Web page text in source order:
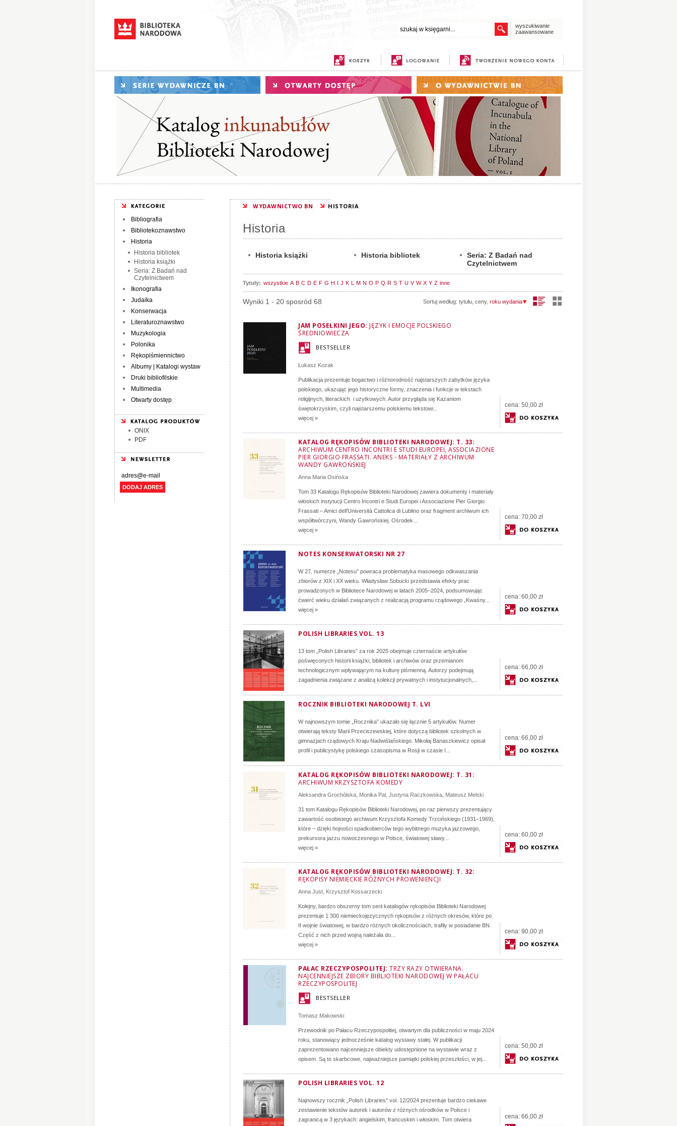
wyszukiwanie
zaawansowane
Bibliografia
Bibliotekoznawstwo
Historia
Historia bibliotek
Historia książki
Seria: Z Badań nad
Czytelnictwem
Ikonografia
Judaika
Konserwacja
Literaturoznawstwo
Muzykologia
Polonika
Rękopiśmiennictwo
Albumy | Katalogi wystaw
Druki bibliofilskie
Multimedia
Otwarty dostęp
ONIX
PDF
DODAJ ADRES
WYDAWNICTWO BN HISTORIA
Historia
Historia książki Historia bibliotek
Seria: Z Badań nad
Czytelnictwem
Tytuły: wszystkie A B C D E F G H I J K L M N O P Q R S T U V W X Y Z inne
Sortuj według: tytułu ceny, roku wydania
Wyniki 1 - 20 sposród 68
JAM POSEŁKINI JEGO: JĘZYK I EMOCJE POLSKIEGO
ŚREDNIOWIECZA
BESTSELLER
Łukasz Kozak
Publikacja prezentuje bogactwo i różnorodność najstarszych zabytków języka
polskiego, ukazując jego historyczne formy, znaczenia i funkcje w tekstach
religijnych, literackich i użytkowych. Autor przygląda się Kazaniom
świętokrzyskim, czyli najstarszemu polskiemu tekstowi...
więcej »
cena: 50,00 zł
KATALOG RĘKOPISÓW BIBLIOTEKI NARODOWEJ: T. 33:
ARCHIWUM CENTRO INCONTRI E STUDI EUROPEI, ASSOCIAZIONE
PIER GIORGIO FRASSATI. ANEKS - MATERIAŁY Z ARCHIWUM
WANDY GAWROŃSKIEJ
Anna Maria Osińska
Tom 33 Katalogu Rękopisów Biblioteki Narodowej zawiera dokumenty i materiały
włoskich instytucji Centro Incontri e Studi Europei i Associazione Pier Giorgio
Frassati – Amici dell’Università Cattolica di Lublino oraz fragment archiwum ich
współtwórczyni, Wandy Gawrońskiej. Ośrodek...
więcej »
cena: 70,00 zł
NOTES KONSERWATORSKI NR 27
W 27. numerze „Notesu” powraca problematyka masowego odkwaszania
zbiorów z XIX i XX wieku. Władysław Sobucki przedstawia efekty prac
prowadzonych w Bibliotece Narodowej w latach 2005–2024, podsumowując
ćwierć wieku działań związanych z realizacją programu rządowego „Kwaśny...
więcej »
cena: 60,00 zł
POLISH LIBRARIES VOL. 13
13 tom „Polish Libraries” za rok 2025 obejmuje czternaście artykułów
poświęconych historii książki, bibliotek i archiwów oraz przemianom
technologicznym wpływającym na kulturę piśmienną. Autorzy podejmują
zagadnienia związane z analizą kolekcji prywatnych i instytucjonalnych,...
cena: 66,00 zł
ROCZNIK BIBLIOTEKI NARODOWEJ T. LVI
W najnowszym tomie „Rocznika” ukazało się łącznie 5 artykułów. Numer
otwierają teksty Marii Przeciszewskiej, które dotyczą bibliotek szkolnych w
gimnazjach rządowych Kraju Nadwiślańskiego. Mikołaj Banaszkiewicz opisał
profil i publicystykę polskiego czasopisma w Rosji w czasie I...
cena: 66,00 zł
KATALOG RĘKOPISÓW BIBLIOTEKI NARODOWEJ: T. 31:
ARCHIWUM KRZYSZTOFA KOMEDY
Aleksandra Grochólska Monika Pal Justyna Raczkowska Mateusz Melski
31 tom Katalogu Rękopisów Biblioteki Narodowej, po raz pierwszy prezentujący
zawartość osobistego archiwum Krzysztofa Komedy Trzcińskiego (1931–1969),
które – dzięki hojności spadkobierców tego wybitnego muzyka jazzowego,
prekursora jazzu nowoczesnego w Polsce, światowej sławy...
więcej »
cena: 60,00 zł
KATALOG RĘKOPISÓW BIBLIOTEKI NARODOWEJ: T. 32:
RĘKOPISY NIEMIECKIE RÓŻNYCH PROWENIENCJI
Anna Just Krzysztof Kossarzecki
Kolejny, bardzo obszerny tom serii katalogów rękopisów Biblioteki Narodowej
prezentuje 1 300 niemieckojęzycznych rękopisów z różnych okresów, które po
II wojnie światowej, w bardzo różnych okolicznościach, trafiły w posiadanie BN.
Część z nich przed wojną należała do...
więcej »
cena: 90,00 zł
PAŁAC RZECZYPOSPOLITEJ: TRZY RAZY OTWIERANA.
NAJCENNIEJSZE ZBIORY BIBLIOTEKI NARODOWEJ W PAŁACU
RZECZYPOSPOLITEJ
BESTSELLER
Tomasz Makowski
Przewodnik po Pałacu Rzeczypospolitej, otwartym dla publiczności w maju 2024
roku, stanowiący jednocześnie katalog wystawy stałej. W publikacji
zaprezentowano najcenniejsze obiekty udostępnione na wystawie wraz z
opisem. Są to skarbcowe, najważniejsze pamiątki polskiej przeszłości, w jej...
cena: 50,00 zł
POLISH LIBRARIES VOL. 12
Najnowszy rocznik „Polish Libraries” vol. 12/2024 prezentuje bardzo ciekawe
zestawienie tekstów autorek i autorów z różnych ośrodków w Polsce i
zagranicą w 3 językach: angielskim, francuskim i włoskim. Tom otwiera
cena: 66,00 zł